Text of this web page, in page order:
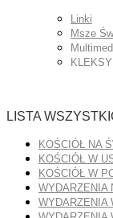
Linki
Msze
KLEKSY
LISTA
KOŚCIÓŁ NA
KOŚCIÓŁ W
KOŚCIÓŁ W
WYDARZENIA
WYDARZENIA